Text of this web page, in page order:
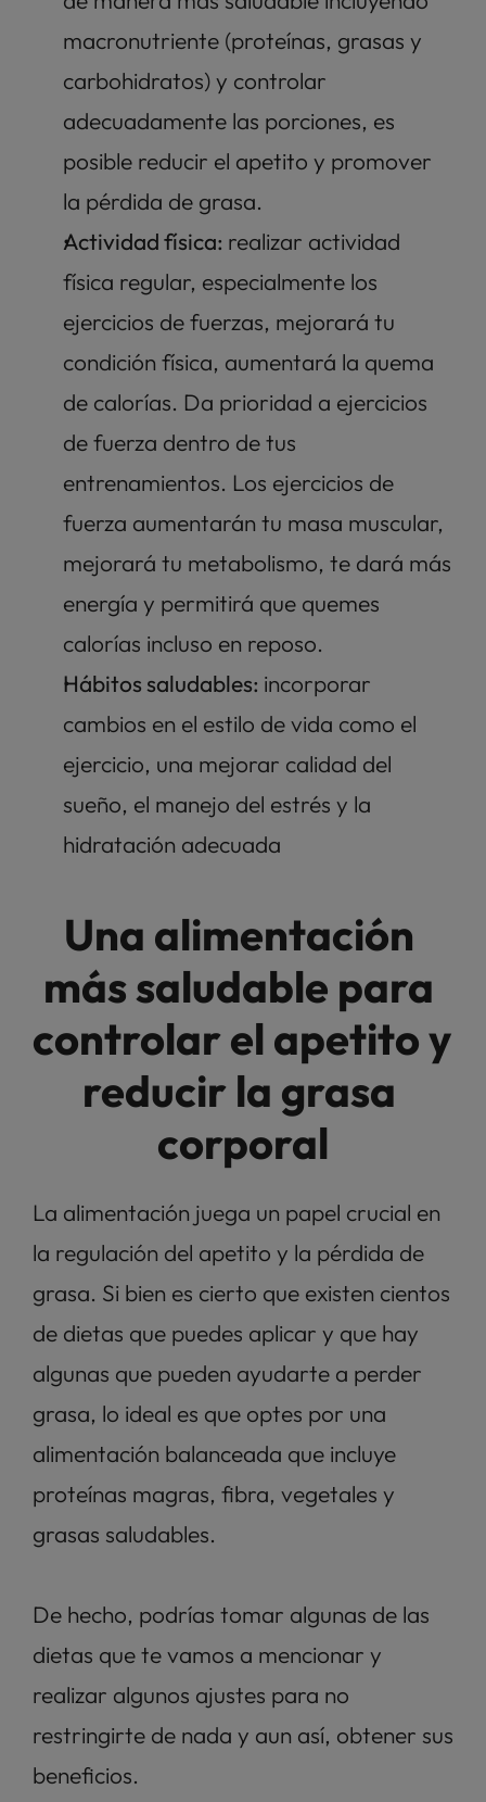
macronutriente (proteínas, grasas y
carbohidratos) y controlar
adecuadamente las porciones, es
posible reducir el apetito y promover
la pérdida de grasa.
Actividad física: realizar actividad
física regular, especialmente los
ejercicios de fuerzas, mejorará tu
condición física, aumentará la quema
de calorías. Da prioridad a ejercicios
de fuerza dentro de tus
entrenamientos. Los ejercicios de
fuerza aumentarán tu masa muscular,
mejorará tu metabolismo, te dará más
energía y permitirá que quemes
calorías incluso en reposo.
Hábitos saludables: incorporar
cambios en el estilo de vida como el
ejercicio, una mejorar calidad del
sueño, el manejo del estrés y la
hidratación adecuada
Una alimentación
más saludable para
controlar el apetito y
reducir la grasa
corporal
La alimentación juega un papel crucial en
la regulación del apetito y la pérdida de
grasa. Si bien es cierto que existen cientos
de dietas que puedes aplicar y que hay
algunas que pueden ayudarte a perder
grasa, lo ideal es que optes por una
alimentación balanceada que incluye
proteínas magras, fibra, vegetales y
grasas saludables.
De hecho, podrías tomar algunas de las
dietas que te vamos a mencionar y
realizar algunos ajustes para no
restringirte de nada y aun así, obtener sus
beneficios.